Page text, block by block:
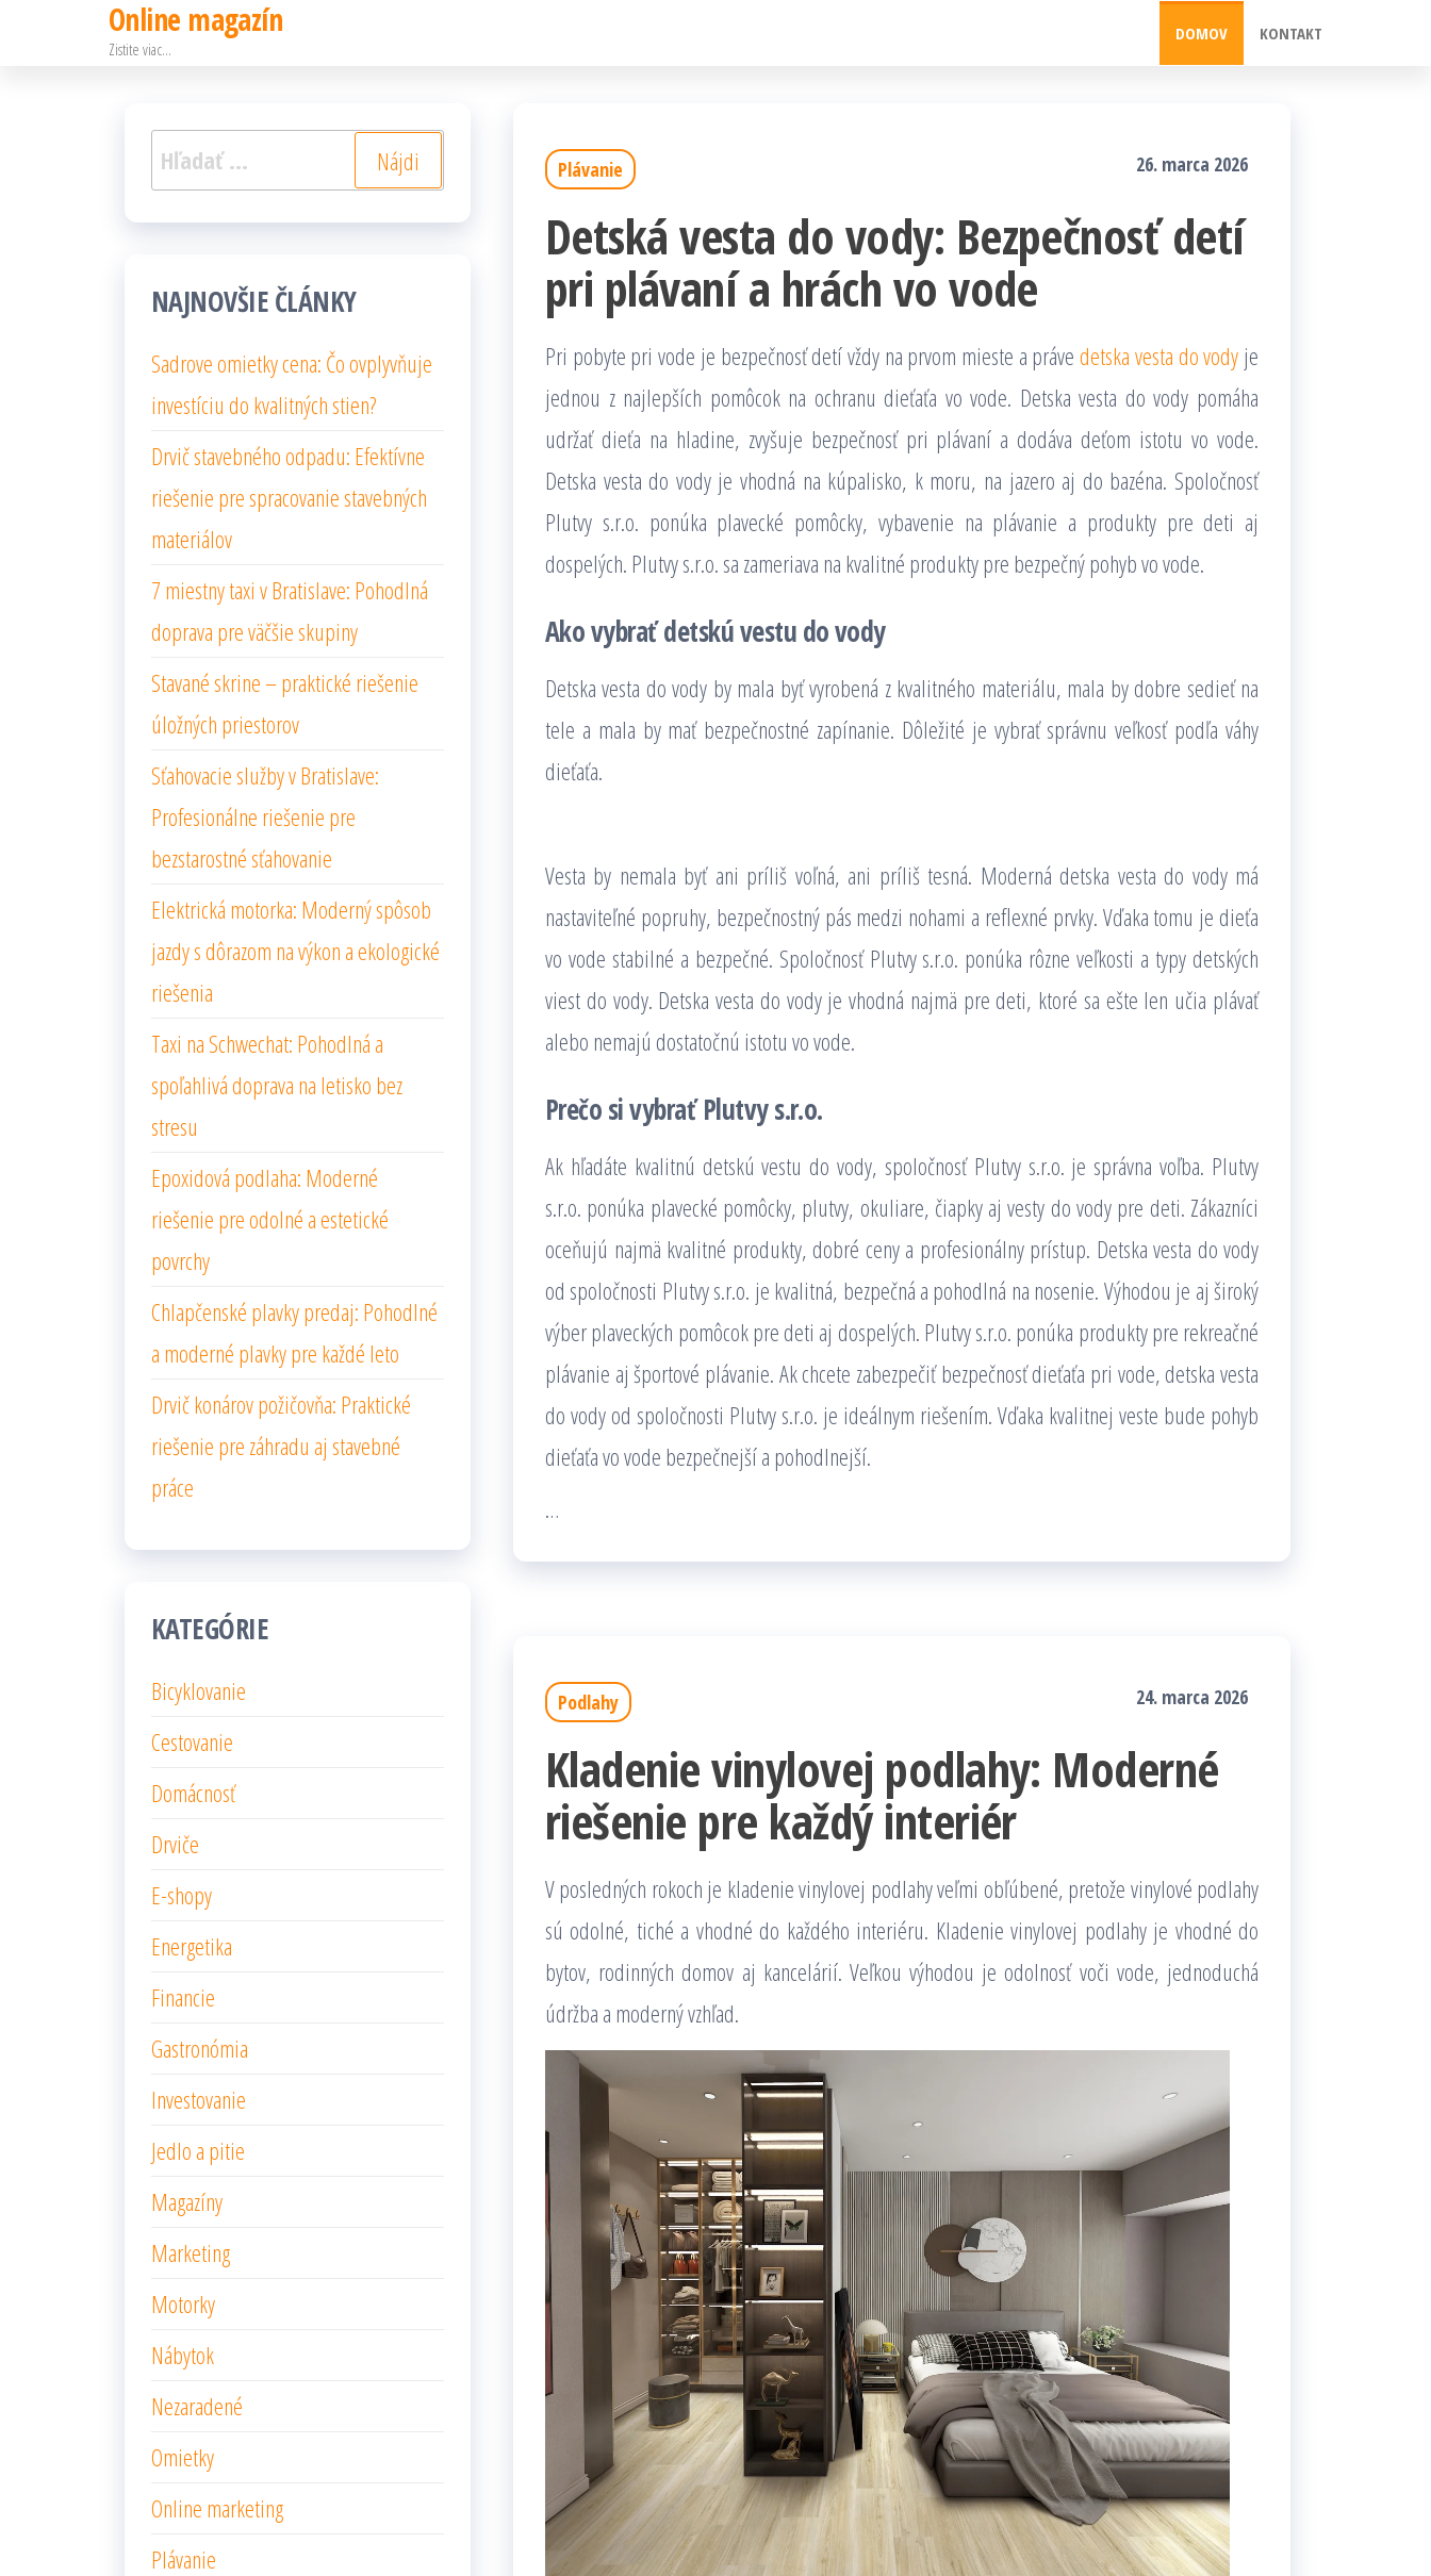
Online magazín
Zistite viac…
DOMOV KONTAKT
Plávanie 26. marca 2026
Detská vesta do vody: Bezpečnosť detí
pri plávaní a hrách vo vode
Pri pobyte pri vode je bezpečnosť detí vždy na prvom mieste a právedetska vesta do vody je
jednou z najlepších pomôcok na ochranu dieťaťa vo vode. Detska vesta do vody pomáha
udržať dieťa na hladine, zvyšuje bezpečnosť pri plávaní a dodáva deťom istotu vo vode.
Detska vesta do vody je vhodná na kúpalisko, k moru, na jazero aj do bazéna. Spoločnosť
Plutvy s.r.o. ponúka plavecké pomôcky, vybavenie na plávanie a produkty pre deti aj
dospelých. Plutvy s.r.o. sa zameriava na kvalitné produkty pre bezpečný pohyb vo vode.
Ako vybrať detskú vestu do vody
Detska vesta do vody by mala byť vyrobená z kvalitného materiálu, mala by dobre sedieť na
tele a mala by mať bezpečnostné zapínanie. Dôležité je vybrať správnu veľkosť podľa váhy
dieťaťa.
Vesta by nemala byť ani príliš voľná, ani príliš tesná. Moderná detska vesta do vody má
nastaviteľné popruhy, bezpečnostný pás medzi nohami a reflexné prvky. Vďaka tomu je dieťa
vo vode stabilné a bezpečné. Spoločnosť Plutvy s.r.o. ponúka rôzne veľkosti a typy detských
viest do vody. Detska vesta do vody je vhodná najmä pre deti, ktoré sa ešte len učia plávať
alebo nemajú dostatočnú istotu vo vode.
Prečo si vybrať Plutvy s.r.o.
Ak hľadáte kvalitnú detskú vestu do vody, spoločnosť Plutvy s.r.o. je správna voľba. Plutvy
s.r.o. ponúka plavecké pomôcky, plutvy, okuliare, čiapky aj vesty do vody pre deti. Zákazníci
oceňujú najmä kvalitné produkty, dobré ceny a profesionálny prístup. Detska vesta do vody
od spoločnosti Plutvy s.r.o. je kvalitná, bezpečná a pohodlná na nosenie. Výhodou je aj široký
výber plaveckých pomôcok pre deti aj dospelých. Plutvy s.r.o. ponúka produkty pre rekreačné
plávanie aj športové plávanie. Ak chcete zabezpečiť bezpečnosť dieťaťa pri vode, detska vesta
do vody od spoločnosti Plutvy s.r.o. je ideálnym riešením. Vďaka kvalitnej veste bude pohyb
dieťaťa vo vode bezpečnejší a pohodlnejší.
…
Podlahy 24. marca 2026
Kladenie vinylovej podlahy: Moderné
riešenie pre každý interiér
V posledných rokoch je kladenie vinylovej podlahy veľmi obľúbené, pretože vinylové podlahy
sú odolné, tiché a vhodné do každého interiéru. Kladenie vinylovej podlahy je vhodné do
bytov, rodinných domov aj kancelárií. Veľkou výhodou je odolnosť voči vode, jednoduchá
údržba a moderný vzhľad.
Hľadať:
NAJNOVŠIE ČLÁNKY
Sadrove omietky cena: Čo ovplyvňuje
investíciu do kvalitných stien?
Drvič stavebného odpadu: Efektívne
riešenie pre spracovanie stavebných
materiálov
7 miestny taxi v Bratislave: Pohodlná
doprava pre väčšie skupiny
Stavané skrine – praktické riešenie
úložných priestorov
Sťahovacie služby v Bratislave:
Profesionálne riešenie pre
bezstarostné sťahovanie
Elektrická motorka: Moderný spôsob
jazdy s dôrazom na výkon a ekologické
riešenia
Taxi na Schwechat: Pohodlná a
spoľahlivá doprava na letisko bez
stresu
Epoxidová podlaha: Moderné
riešenie pre odolné a estetické
povrchy
Chlapčenské plavky predaj: Pohodlné
a moderné plavky pre každé leto
Drvič konárov požičovňa: Praktické
riešenie pre záhradu aj stavebné
práce
KATEGÓRIE
Bicyklovanie
Cestovanie
Domácnosť
Drviče
E-shopy
Energetika
Financie
Gastronómia
Investovanie
Jedlo a pitie
Magazíny
Marketing
Motorky
Nábytok
Nezaradené
Omietky
Online marketing
Plávanie